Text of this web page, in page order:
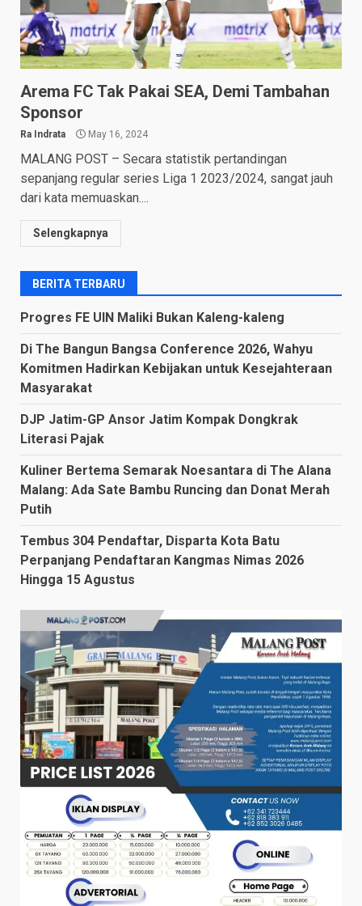
Arema FC Tak Pakai SEA, Demi Tambahan
Sponsor
Ra Indrata May 16, 2024
MALANG POST – Secara statistik pertandingan
sepanjang regular series Liga 1 2023/2024, sangat jauh
dari kata memuaskan....
Selengkapnya
BERITA TERBARU
Progres FE UIN Maliki Bukan Kaleng-kaleng
Di The Bangun Bangsa Conference 2026, Wahyu
Komitmen Hadirkan Kebijakan untuk Kesejahteraan
Masyarakat
DJP Jatim-GP Ansor Jatim Kompak Dongkrak
Literasi Pajak
Kuliner Bertema Semarak Noesantara di The Alana
Malang: Ada Sate Bambu Runcing dan Donat Merah
Putih
Tembus 304 Pendaftar, Disparta Kota Batu
Perpanjang Pendaftaran Kangmas Nimas 2026
Hingga 15 Agustus